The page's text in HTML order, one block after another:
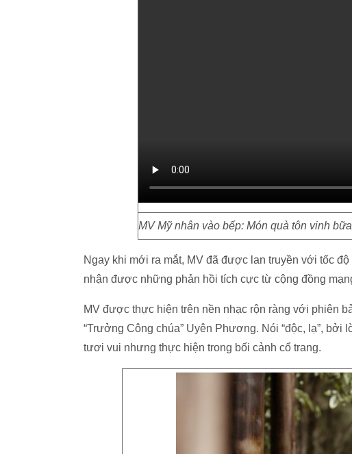
MV Mỹ nhân vào bếp: Món quà tôn vinh
Ngay khi mới ra mắt, MV đã được lan truyền với tốc
nhận được những phản hồi tích cực từ cộng đồng
MV được thực hiện trên nền nhạc rộn ràng với phiên
“Trưởng Công chúa” Uyên Phương. Nói “độc, lạ”, bởi
tươi vui nhưng thực hiện trong bối cảnh cổ trang.